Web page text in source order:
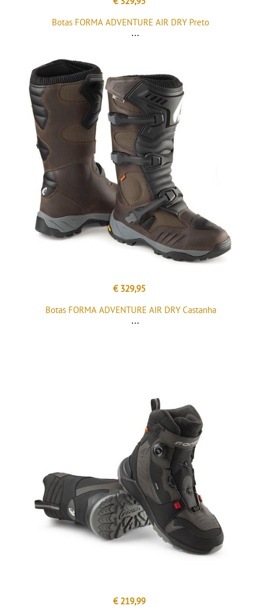
Botas FORMA ADVENTURE AIR DRY Preto
€ 329,95
Botas FORMA ADVENTURE AIR DRY Castanha
€ 219,99